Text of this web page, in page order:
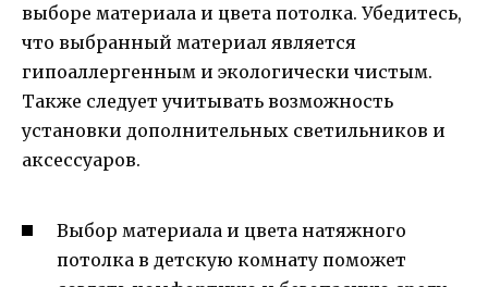
выборе материала и цвета потолка. Убедитесь,
что выбранный материал является
гипоаллергенным и экологически чистым.
Также следует учитывать возможность
установки дополнительных светильников и
аксессуаров.
Выбор материала и цвета натяжного
потолка в детскую комнату поможет